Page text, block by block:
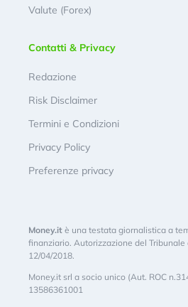
Valute (Forex)
Contatti & Privacy
Redazione
Risk Disclaimer
Termini e Condizioni
Privacy Policy
Preferenze privacy
Money.it è una testata giornalistica a
finanziario. Autorizzazione del Tribunale
12/04/2018.
Money.it srl a socio unico (Aut. ROC
13586361001